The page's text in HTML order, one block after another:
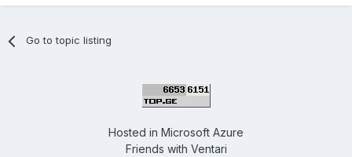
Go to topic listing
Hosted in Microsoft Azure
Friends with Ventari